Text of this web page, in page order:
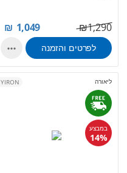
1,290
₪
1,049
₪
לפרטים והזמנה 
ליאורה
במבצע
14%
YIRON